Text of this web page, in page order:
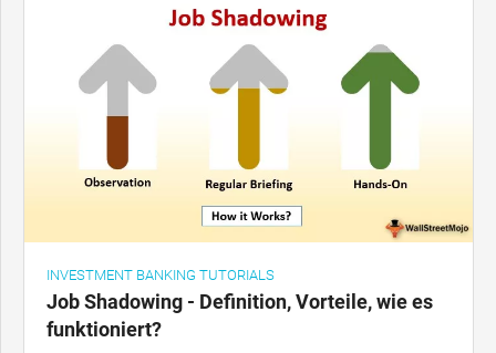
INVESTMENT BANKING TUTORIALS
Job Shadowing - Definition, Vorteile, wie es
funktioniert?